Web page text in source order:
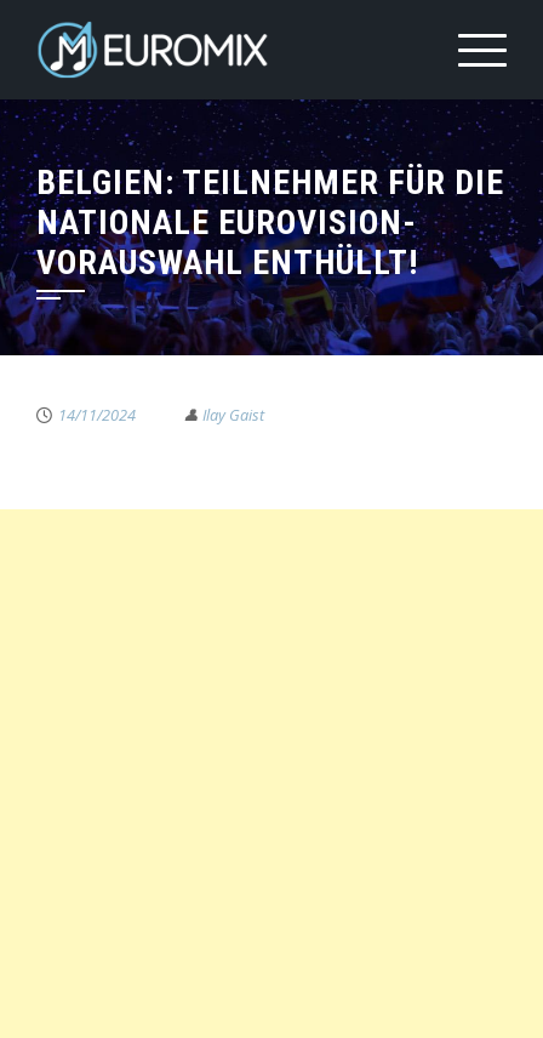
BELGIEN: TEILNEHMER FÜR DIE
NATIONALE EUROVISION-
VORAUSWAHL ENTHÜLLT!
14/11/2024